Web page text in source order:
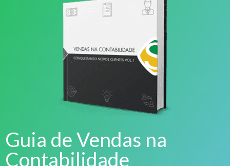
Guia de Vendas na
Contabilidade